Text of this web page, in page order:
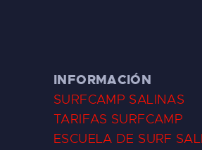
INFORMACIÓN
SURFCAMP SALINAS
TARIFAS SURFCAMP
ESCUELA DE SURF